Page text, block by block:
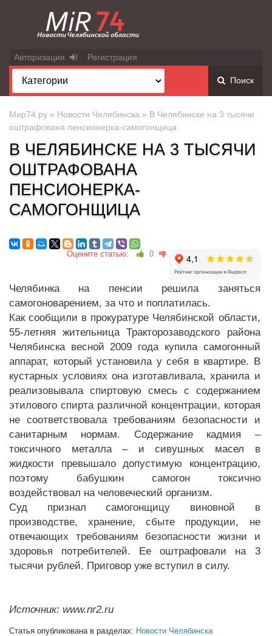
Авторизация Регистрация
Поиск
Мир74.ру » Новости Челябинска » В Челябинске на 3 тысячи
оштрафована пенсионерка-самогонщица
В ЧЕЛЯБИНСКЕ НА 3 ТЫСЯЧИ
ОШТРАФОВАНА
ПЕНСИОНЕРКА-
САМОГОНЩИЦА
Оцените статью: 0
Челябинка на пенсии решила заняться
самогоноварением, за что и поплатилась.
Как сообщили в прокуратуре Челябинской области,
55-летняя жительница Тракторозаводского района
Челябинска весной 2009 года купила самогонный
аппарат, который установила у себя в квартире. В
кустарных условиях она изготавливала, хранила и
реализовывала спиртовую смесь с содержанием
этилового спирта различной концентрации, которая
не соответствовала требованиям безопасности и
санитарным нормам. Содержание кадмия –
токсичного металла – и сивушных масел в
жидкости превышало допустимую концентрацию,
поэтому бабушкин самогон токсично
воздействовал на человеческий организм.
Суд признал самогонщицу виновной в
производстве, хранение, сбыте продукции, не
отвечающих требованиям безопасности жизни и
здоровья потребителей. Ее оштрафовали на 3
тысячи рублей. Приговор уже вступил в силу.
Источник: www.nr2.ru
Статья опубликована в разделах: Новости Челябинска